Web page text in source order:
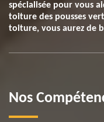
spécialisée pour vous
toiture des pousses
toiture, vous aurez de
Nos